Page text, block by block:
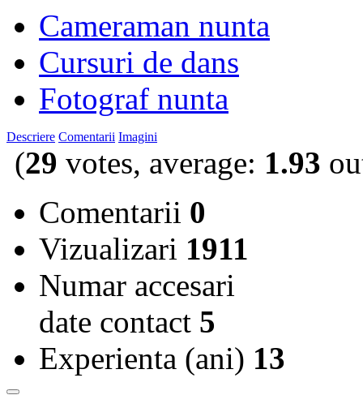
Cameraman nunta
Cursuri de dans
Fotograf nunta
Descriere Comentarii Imagini
(29 votes, average: 1.93
Comentarii 0
Vizualizari 1911
Numar accesari
date contact 5
Experienta (ani) 13